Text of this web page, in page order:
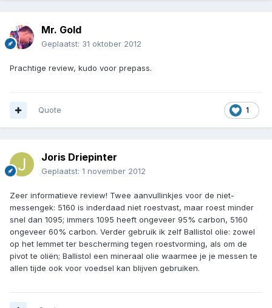
Mr. Gold
Geplaatst: 31 oktober 2012
Prachtige review, kudo voor prepass.
1
Quote
Joris Driepinter
Geplaatst: 1 november 2012
Zeer informatieve review! Twee aanvullinkjes voor de niet-
messengek: 5160 is inderdaad niet roestvast, maar roest minder
snel dan 1095; immers 1095 heeft ongeveer 95% carbon, 5160
ongeveer 60% carbon. Verder gebruik ik zelf Ballistol olie: zowel
op het lemmet ter bescherming tegen roestvorming, als om de
pivot te oliën; Ballistol een mineraal olie waarmee je je messen te
allen tijde ook voor voedsel kan blijven gebruiken.